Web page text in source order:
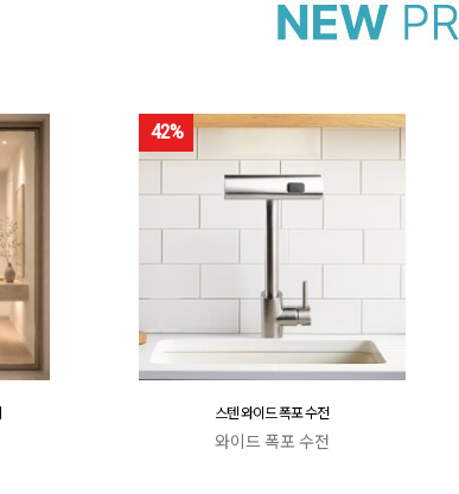
42%
스텐 와이드 폭포 수전
와이드 폭포 수전